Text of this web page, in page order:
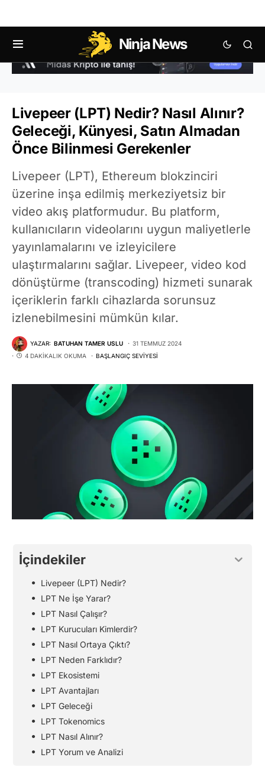
Ninja News
Livepeer (LPT) Nedir? Nasıl Alınır?
Geleceği, Künyesi, Satın Almadan
Önce Bilinmesi Gerekenler
Livepeer (LPT), Ethereum blokzinciri
üzerine inşa edilmiş merkeziyetsiz bir
video akış platformudur. Bu platform,
kullanıcıların videolarını uygun maliyetlerle
yayınlamalarını ve izleyicilere
ulaştırmalarını sağlar. Livepeer, video kod
dönüştürme (transcoding) hizmeti sunarak
içeriklerin farklı cihazlarda sorunsuz
izlenebilmesini mümkün kılar.
YAZAR: BATUHAN TAMER USLU
31 TEMMUZ 2024
4 DAKIKALIK OKUMA
BAŞLANGIÇ SEVIYESI
İçindekiler
Livepeer (LPT) Nedir?
LPT Ne İşe Yarar?
LPT Nasıl Çalışır?
LPT Kurucuları Kimlerdir?
LPT Nasıl Ortaya Çıktı?
LPT Neden Farklıdır?
LPT Ekosistemi
LPT Avantajları
LPT Geleceği
LPT Tokenomics
LPT Nasıl Alınır?
LPT Yorum ve Analizi